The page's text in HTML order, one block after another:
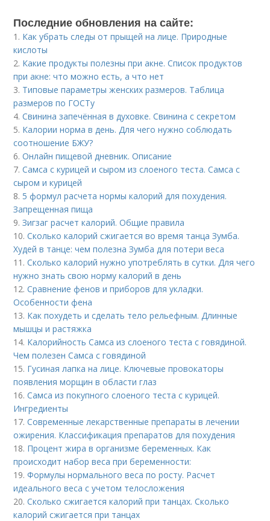
Последние обновления на сайте:
1. Как убрать следы от прыщей на лице. Природные
кислоты
2. Какие продукты полезны при акне. Список продуктов
при акне: что можно есть, а что нет
3. Типовые параметры женских размеров. Таблица
размеров по ГОСТу
4.Свинина запечённая в духовке. Свинина с секретом
5. Калории норма в день. Для чего нужно соблюдать
соотношение БЖУ?
6.Онлайн пищевой дневник. Описание
7.Самса с курицей и сыром из слоеного теста. Самса с
сыром и курицей
8. 5 формул расчета нормы калорий для похудения.
Запрещенная пища
9.Зигзаг расчет калорий. Общие правила
10.Сколько калорий сжигается во время танца Зумба.
Худей в танце: чем полезна Зумба для потери веса
11.Сколько калорий нужно употреблять в сутки. Для чего
нужно знать свою норму калорий в день
12.Сравнение фенов и приборов для укладки.
Особенности фена
13. Как похудеть и сделать тело рельефным. Длинные
мышцы и растяжка
14. Калорийность Самса из слоеного теста с говядиной.
Чем полезен Самса с говядиной
15. Гусиная лапка на лице. Ключевые провокаторы
появления морщин в области глаз
16.Самса из покупного слоеного теста с курицей.
Ингредиенты
17.Современные лекарственные препараты в лечении
ожирения. Классификация препаратов для похудения
18. Процент жира в организме беременных. Как
происходит набор веса при беременности:
19.Формулы нормального веса по росту. Расчет
идеального веса с учетом телосложения
20.Сколько сжигается калорий при танцах. Сколько
калорий сжигается при танцах